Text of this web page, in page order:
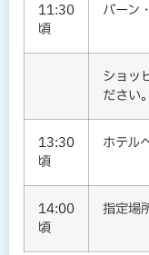
11:30
頃
バーン
ショッ
ださい。
13:30
頃
ホテル
14:00
頃
指定場